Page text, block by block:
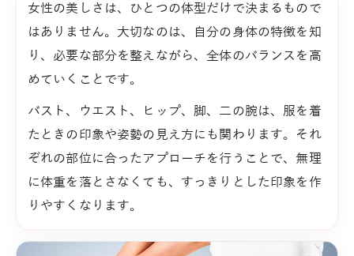
女性の美しさは、ひとつの体型だけで決まるもので
はありません。大切なのは、自分の身体の特徴を知
り、必要な部分を整えながら、全体のバランスを高
めていくことです。
バスト、ウエスト、ヒップ、脚、二の腕は、服を着
たときの印象や姿勢の見え方にも関わります。それ
ぞれの部位に合ったアプローチを行うことで、無理
に体重を落とさなくても、すっきりとした印象を作
りやすくなります。